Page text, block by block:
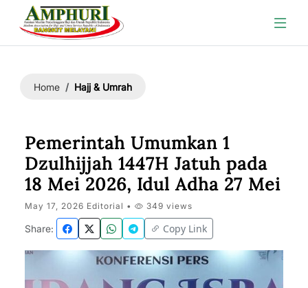
Home Hajj & Umrah
Pemerintah Umumkan 1
Dzulhijjah 1447H Jatuh pada
18 Mei 2026, Idul Adha 27 Mei
May 17, 2026 Editorial • 349 views
Share: Copy Link